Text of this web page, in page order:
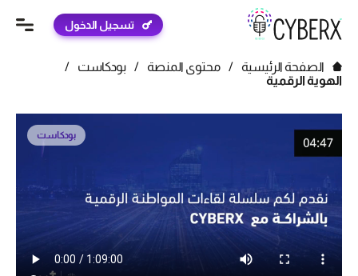
تسجيل الدخول
الصفحة الرئيسية / محتوى المنصة / بودكاست
/
الهوية الرقمية
بودكاست